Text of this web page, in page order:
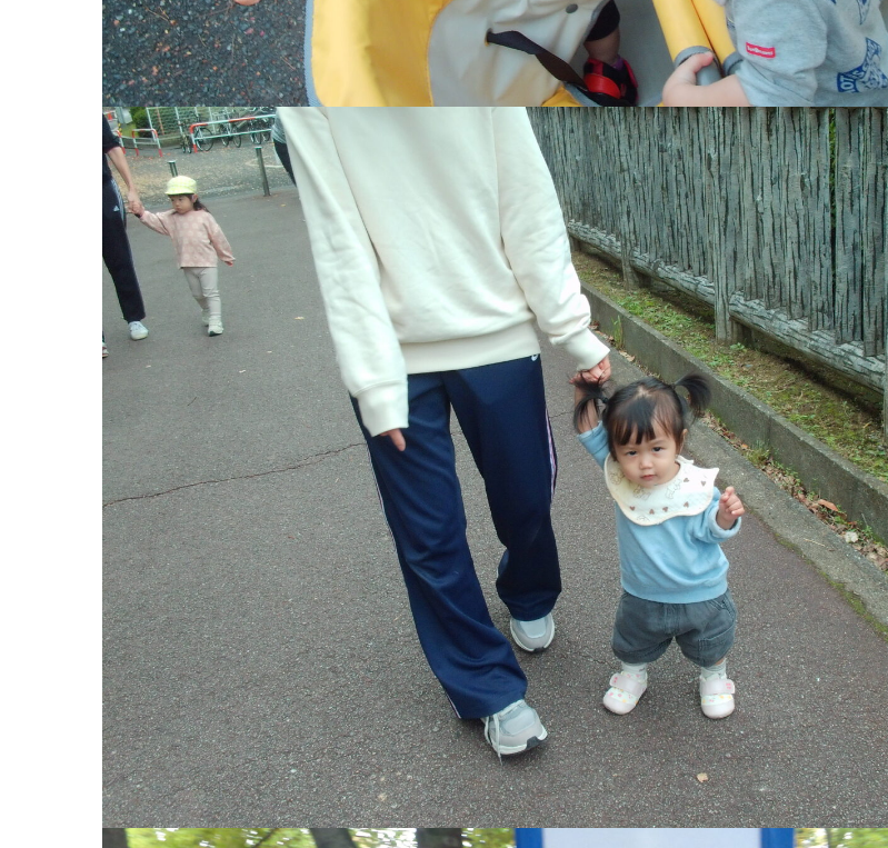
安⼼・安全対策
課外教室
理事長のことば
園の1⽇
年間⾏事
預かり保育［ヒラソル ]
美⽊多チコスブログ
グループ施設・
関係先リンク
学校法⼈鴨⾕学園 鳳幼稚園
学校法⼈諏訪森学園 諏訪森幼稚園
⼤阪府私⽴幼稚園連盟
社会福祉法人野田福祉会